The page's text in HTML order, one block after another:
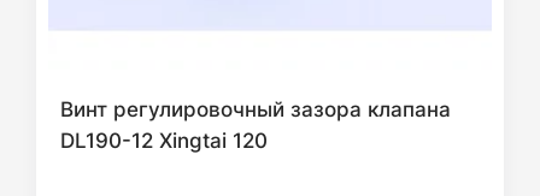
Винт регулировочный зазора клапана
DL190-12 Xingtai 120